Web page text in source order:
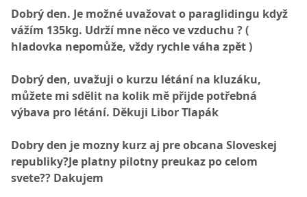
Dobrý den. Je možné uvažovat o paraglidingu když
vážím 135kg. Udrží mne něco ve vzduchu ? (
hladovka nepomůže, vždy rychle váha zpět )
Dobrý den, uvažuji o kurzu létání na kluzáku,
můžete mi sdělit na kolik mě přijde potřebná
výbava pro létání. Děkuji Libor Tlapák
Dobry den je mozny kurz aj pre obcana Sloveskej
republiky?Je platny pilotny preukaz po celom
svete?? Dakujem